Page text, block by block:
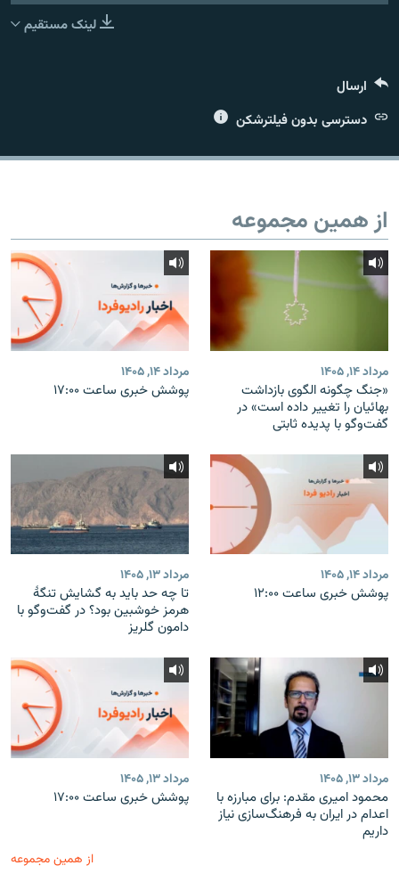
لینک مستقیم
ارسال
دسترسی بدون فیلترشکن
از همین مجموعه
مرداد ۱۴, ۱۴۰۵
«جنگ چگونه الگوی بازداشت
بهائیان را تغییر داده است» در
گفت‌وگو با پدیده ثابتی
مرداد ۱۴, ۱۴۰۵
پوشش خبری ساعت ۱۷:۰۰
مرداد ۱۴, ۱۴۰۵
پوشش خبری ساعت ۱۲:۰۰
مرداد ۱۳, ۱۴۰۵
تا چه حد باید به گشایش تنگهٔ
هرمز خوشبین بود؟ در گفت‌وگو با
دامون گلریز
مرداد ۱۳, ۱۴۰۵
محمود امیری مقدم: برای مبارزه با
اعدام در ایران به فرهنگ‌سازی نیاز
داریم
مرداد ۱۳, ۱۴۰۵
پوشش خبری ساعت ۱۷:۰۰
از همین مجموعه